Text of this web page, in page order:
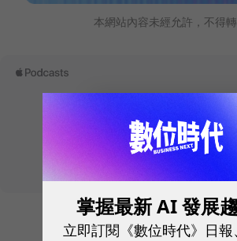
本網站內容未經允許，不得轉
往下滑看下一篇文章
掌握最新 AI 發展
立即訂閱《數位時代》日